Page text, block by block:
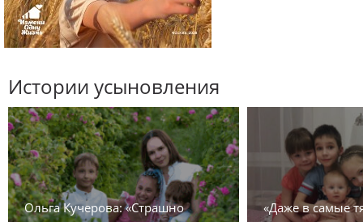
Истории усыновления
Ольга Кучерова: «Страшно
«Даже в самые